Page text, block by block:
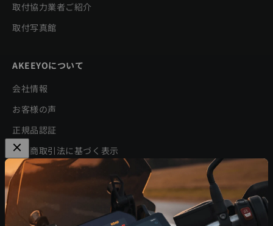
取付協力業者ご紹介
取付写真館
AKEEYOについて
会社情報
お客様の声
正規品認証
特定商取引法に基づく表示
利用規約
プライバシーポリシー